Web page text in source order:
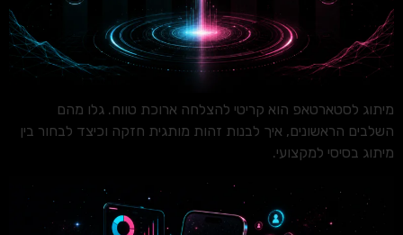
מיתוג לסטארטאפ הוא קריטי להצלחה ארוכת טווח. גלו מהם
השלבים הראשונים, איך לבנות זהות מותגית חזקה וכיצד לבחור בין
מיתוג בסיסי למקצועי.